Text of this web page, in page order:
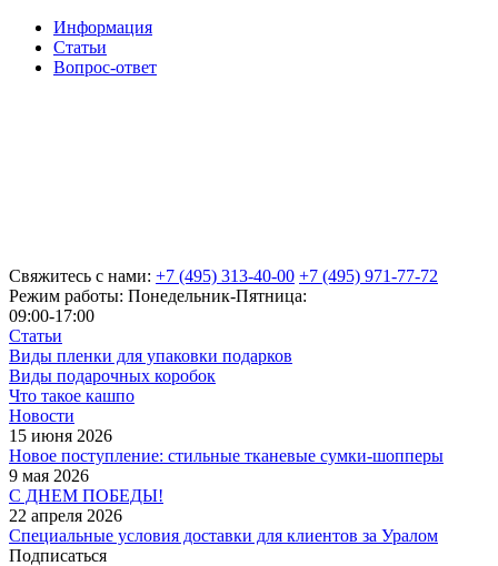
Информация
Статьи
Вопрос-ответ
Свяжитесь с нами: +7 (495) 313-40-00 +7 (495) 971-77-72
Режим работы: Понедельник-Пятница:
09:00-17:00
Статьи
Виды пленки для упаковки подарков
Виды подарочных коробок
Что такое кашпо
Новости
15 июня 2026
Новое поступление: стильные тканевые сумки-шопперы
9 мая 2026
С ДНЕМ ПОБЕДЫ!
22 апреля 2026
Специальные условия доставки для клиентов за Уралом
Подписаться